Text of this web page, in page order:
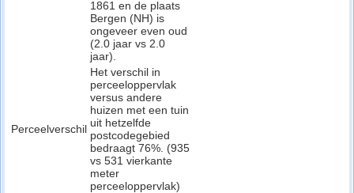
1861 en de plaats
Bergen (NH) is
ongeveer even oud
(2.0 jaar vs 2.0
jaar).
Perceelverschil
Het verschil in
perceeloppervlak
versus andere
huizen met een tuin
uit hetzelfde
postcodegebied
bedraagt 76%. (935
vs 531 vierkante
meter
perceeloppervlak)